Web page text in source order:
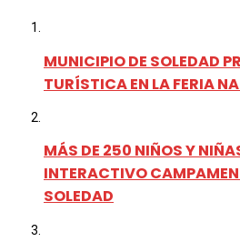
MUNICIPIO DE SOLEDAD
TURÍSTICA EN LA FERIA
MÁS DE 250 NIÑOS Y
INTERACTIVO
SOLEDAD